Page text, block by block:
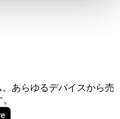
あらゆるデバイスから売